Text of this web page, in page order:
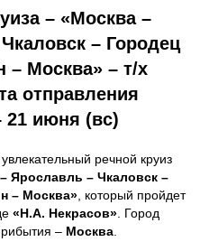
– «Москва –
– Городец
– Москва» – т/х
отправления
21 июня (вс)
речной круиз
Ярославль – Чкаловск –
– Москва» , который пройдет
«Н.А. Некрасов» . Город
– Москва